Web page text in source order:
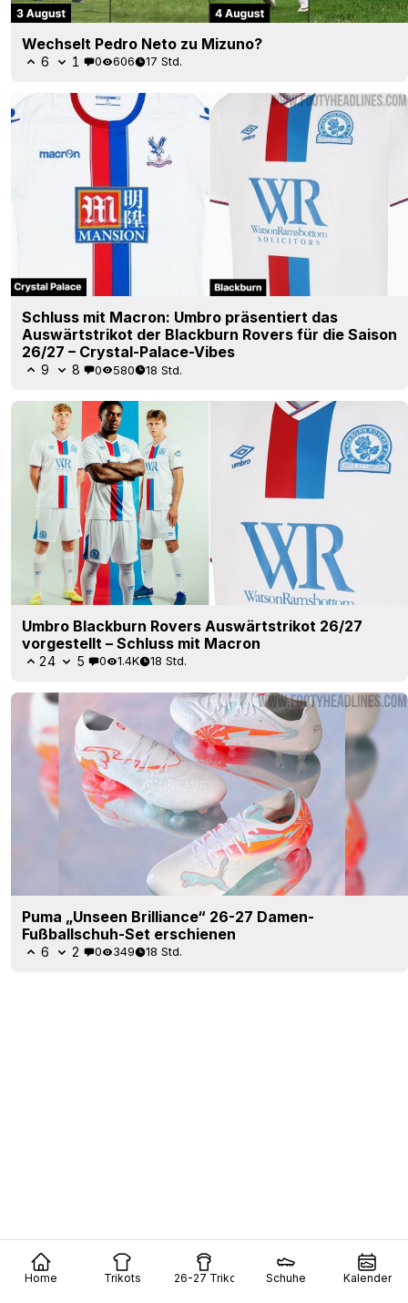
Home Trikots 26-27 Trikots Schuhe Kalender
Wechselt Pedro Neto zu Mizuno?
6 1 0 606 17 Std.
Schluss mit Macron: Umbro präsentiert das
Auswärtstrikot der Blackburn Rovers für die Saison
26/27 – Crystal-Palace-Vibes
9 8 0 580 18 Std.
Umbro Blackburn Rovers Auswärtstrikot 26/27
vorgestellt – Schluss mit Macron
24 5 0 1.4K 18 Std.
Puma „Unseen Brilliance“ 26-27 Damen-
Fußballschuh-Set erschienen
6 2 0 349 18 Std.